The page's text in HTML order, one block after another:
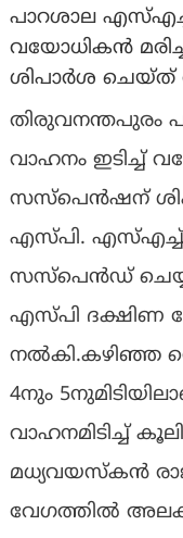
പാറശാല
വയോധികന്‍
ശിപാര്‍ശ
തിരുവനന്തപുരം
വാഹനം ഇടിച്ച്
സസ്‌പെന്‍ഷന്
എസ്പി.
സസ്‌പെന്‍ഡ്
എസ്പി ദക്ഷിണ
നല്‍കി.കഴിഞ്ഞ
4നും
വാഹനമിടിച്ച്
മധ്യവയസ്‌കന്‍
വേഗത്തില്‍